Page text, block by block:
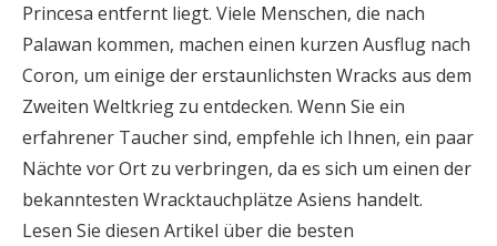
Princesa entfernt liegt. Viele Menschen, die nach
Palawan kommen, machen einen kurzen Ausflug nach
Coron, um einige der erstaunlichsten Wracks aus dem
Zweiten Weltkrieg zu entdecken. Wenn Sie ein
erfahrener Taucher sind, empfehle ich Ihnen, ein paar
Nächte vor Ort zu verbringen, da es sich um einen der
bekanntesten Wracktauchplätze Asiens handelt.
Lesen Sie diesen Artikel über die besten